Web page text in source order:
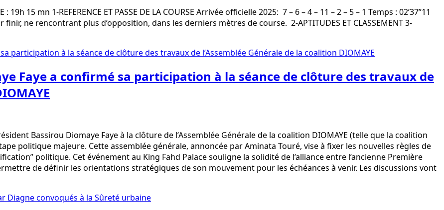
: 19h 15 mn 1-REFERENCE ET PASSE DE LA COURSE Arrivée officielle 2025: 7 – 6 – 4 – 11 – 2 – 5 – 1 Temps : 02’37”11
ne rencontrant plus d’opposition, dans les derniers mètres de course. 2-APTITUDES ET CLASSEMENT 3-
Faye a confirmé sa participation à la séance de clôture des travaux de
Bassirou Diomaye Faye à la clôture de l’Assemblée Générale de la coalition DIOMAYE (telle que la coalition
politique majeure. Cette assemblée générale, annoncée par Aminata Touré, vise à fixer les nouvelles règles de
politique. Cet événement au King Fahd Palace souligne la solidité de l’alliance entre l’ancienne Première
de définir les orientations stratégiques de son mouvement pour les échéances à venir. Les discussions vont